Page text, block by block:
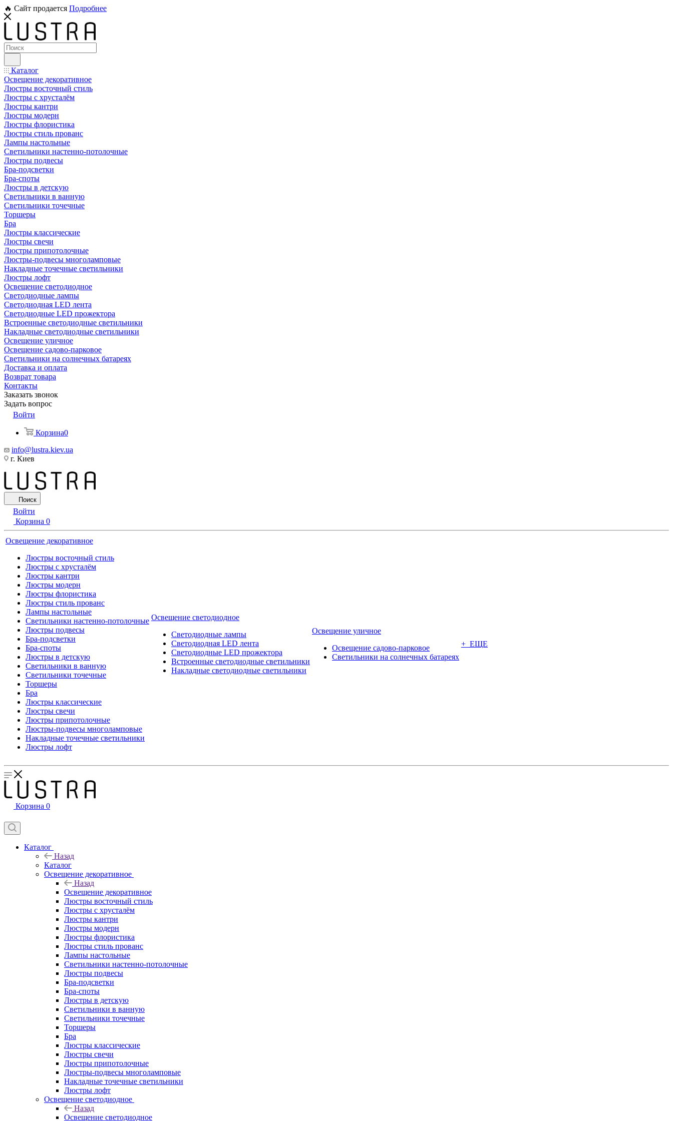
🔥 Сайт продается Подробнее
Каталог
Освещение декоративное
Люстры восточный стиль
Люстры с хрусталём
Люстры кантри
Люстры модерн
Люстры флористика
Люстры стиль прованс
Лампы настольные
Светильники настенно-потолочные
Люстры подвесы
Бра-подсветки
Бра-споты
Люстры в детскую
Светильники в ванную
Светильники точечные
Торшеры
Бра
Люстры классические
Люстры свечи
Люстры припотолочные
Люстры-подвесы многоламповые
Накладные точечные светильники
Люстры лофт
Освещение светодиодное
Светодиодные лампы
Светодиодная LED лента
Светодиодные LED прожектора
Встроенные светодиодные светильники
Накладные светодиодные светильники
Освещение уличное
Освещение садово-парковое
Светильники на солнечных батареях
Доставка и оплата
Возврат товара
Контакты
Заказать звонок
Задать вопрос
Войти
Корзина0
info@lustra.kiev.ua
г. Киев
Поиск
Войти
Корзина 0
Освещение декоративное
Люстры восточный стиль
Люстры с хрусталём
Люстры кантри
Люстры модерн
Люстры флористика
Люстры стиль прованс
Лампы настольные
Светильники настенно-потолочные
Люстры подвесы
Бра-подсветки
Бра-споты
Люстры в детскую
Светильники в ванную
Светильники точечные
Торшеры
Бра
Люстры классические
Люстры свечи
Люстры припотолочные
Люстры-подвесы многоламповые
Накладные точечные светильники
Люстры лофт
Освещение светодиодное
Светодиодные лампы
Светодиодная LED лента
Светодиодные LED прожектора
Встроенные светодиодные светильники
Накладные светодиодные светильники
Освещение уличное
Освещение садово-парковое
Светильники на солнечных батареях
+ ЕЩЕ
Корзина 0
Каталог
Назад
Каталог
Освещение декоративное
Назад
Освещение декоративное
Люстры восточный стиль
Люстры с хрусталём
Люстры кантри
Люстры модерн
Люстры флористика
Люстры стиль прованс
Лампы настольные
Светильники настенно-потолочные
Люстры подвесы
Бра-подсветки
Бра-споты
Люстры в детскую
Светильники в ванную
Светильники точечные
Торшеры
Бра
Люстры классические
Люстры свечи
Люстры припотолочные
Люстры-подвесы многоламповые
Накладные точечные светильники
Люстры лофт
Освещение светодиодное
Назад
Освещение светодиодное